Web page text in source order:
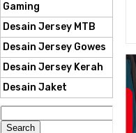
Gaming
Desain Jersey MTB
Desain Jersey Gowes
Desain Jersey Kerah
Desain Jaket
for: